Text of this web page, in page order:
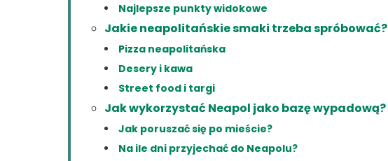
Najlepsze punkty widokowe
Jakie neapolitańskie smaki trzeba spróbować?
Pizza neapolitańska
Desery i kawa
Street food i targi
Jak wykorzystać Neapol jako bazę wypadową?
Jak poruszać się po mieście?
Na ile dni przyjechać do Neapolu?